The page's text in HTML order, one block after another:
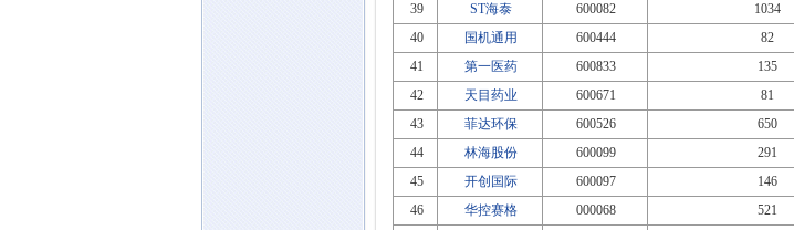
39
ST海泰 600082 1034
40
国机通用 600444 82
41
第一医药 600833 135
42
天目药业 600671 81
43
菲达环保 600526 650
44
林海股份 600099 291
45
开创国际 600097 146
46
华控赛格 000068 521